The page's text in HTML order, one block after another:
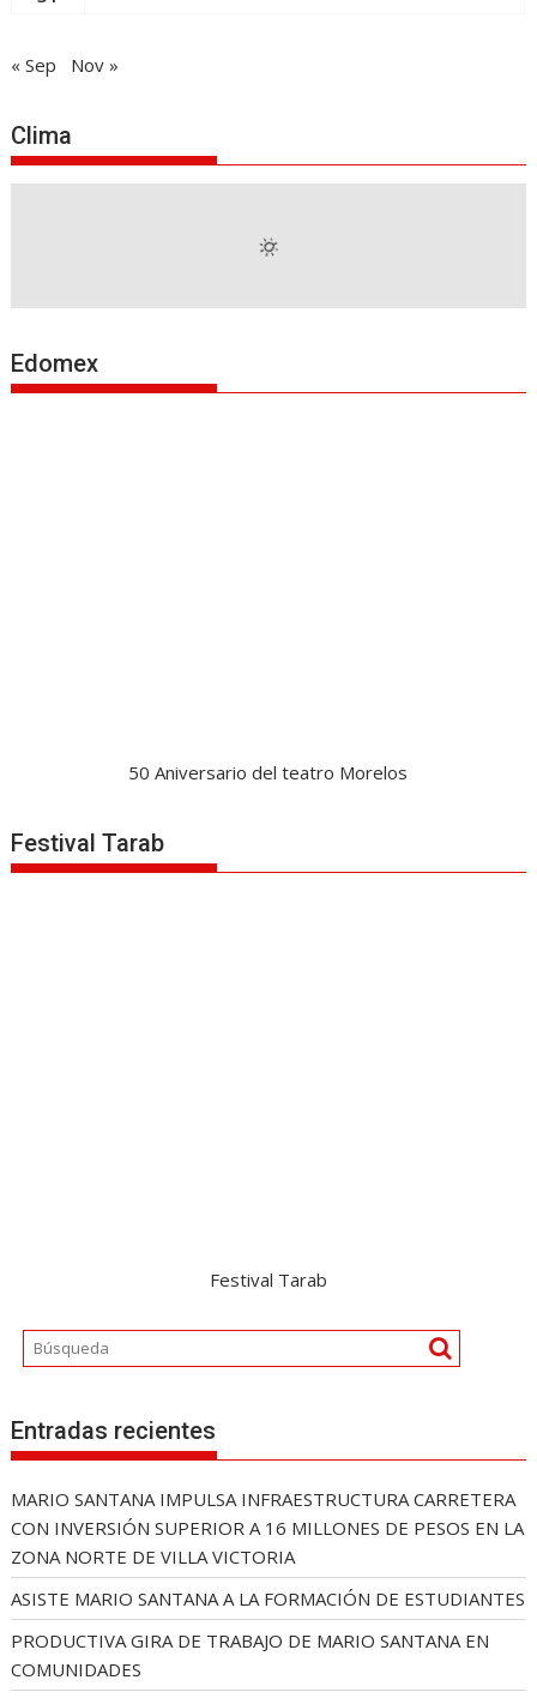
« Sep Nov »
Clima
Edomex
50 Aniversario del teatro Morelos
Festival Tarab
Festival Tarab
Entradas recientes
MARIO SANTANA IMPULSA INFRAESTRUCTURA CARRETERA
CON INVERSIÓN SUPERIOR A 16 MILLONES DE PESOS EN LA
ZONA NORTE DE VILLA VICTORIA
ASISTE MARIO SANTANA A LA FORMACIÓN DE ESTUDIANTES
PRODUCTIVA GIRA DE TRABAJO DE MARIO SANTANA EN
COMUNIDADES